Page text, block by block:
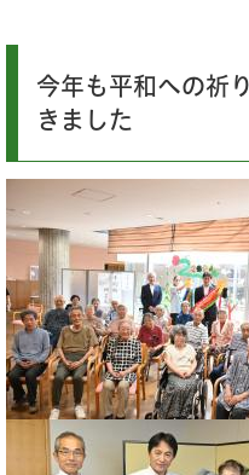
今年も平和への祈
きました